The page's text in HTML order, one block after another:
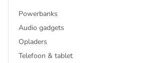
Powerbanks
Audio gadgets
Opladers
Telefoon & tablet